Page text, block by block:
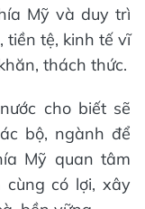
Mỹ và duy trì
tiền tệ, kinh tế vĩ
thách thức.
cho biết sẽ
bộ, ngành để
Mỹ quan tâm
có lợi, xây